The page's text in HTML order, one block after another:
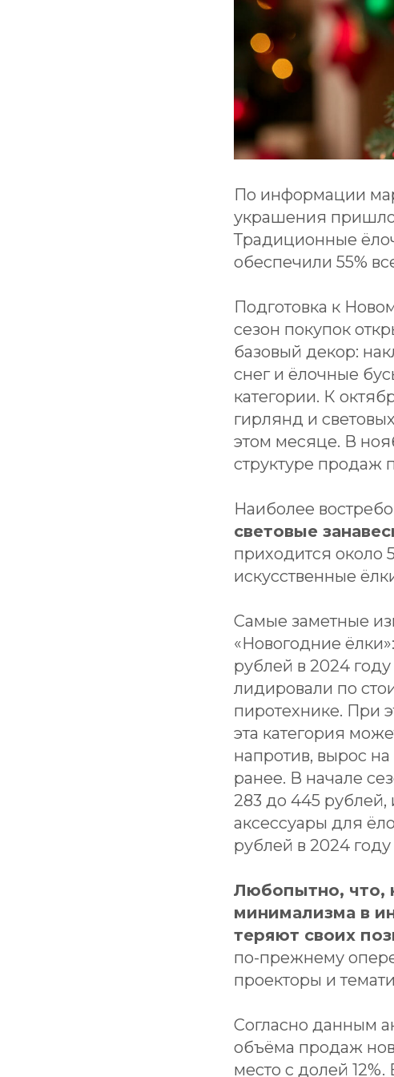
По информации
украшения
Традиционные
обеспечили 55%
Подготовка к
сезон покупок
базовый декор:
снег и ёлочные
категории. К
гирлянд и
этом месяце. В
структуре продаж
Наиболее
световые
приходится около
искусственные
Самые заметные
«Новогодние
рублей в 2024
лидировали по
пиротехнике. При
эта категория
напротив, вырос
ранее. В начале
283 до 445
аксессуары для
рублей в 2024
Любопытно, что,
минимализма в
теряют своих
по-прежнему
проекторы и
Согласно данным
объёма продаж
место с долей